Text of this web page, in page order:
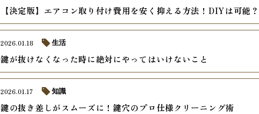
【決定版】エアコン取り付け費用を安く抑える方法！DIYは可能？
鍵が抜けなくなった時に絶対にやってはいけないこと
2026.01.18 生活
鍵の抜き差しがスムーズに！鍵穴のプロ仕様クリーニング術
2026.01.17 知識